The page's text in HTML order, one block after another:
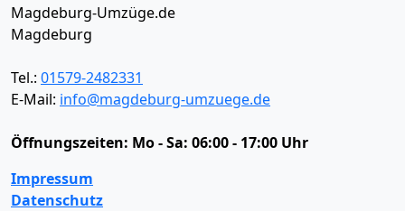
Magdeburg-Umzüge.de
Magdeburg
Tel.: 01579-2482331
E-Mail: info@magdeburg-umzuege.de
Öffnungszeiten: Mo - Sa: 06:00 - 17:00 Uhr
Impressum
Datenschutz